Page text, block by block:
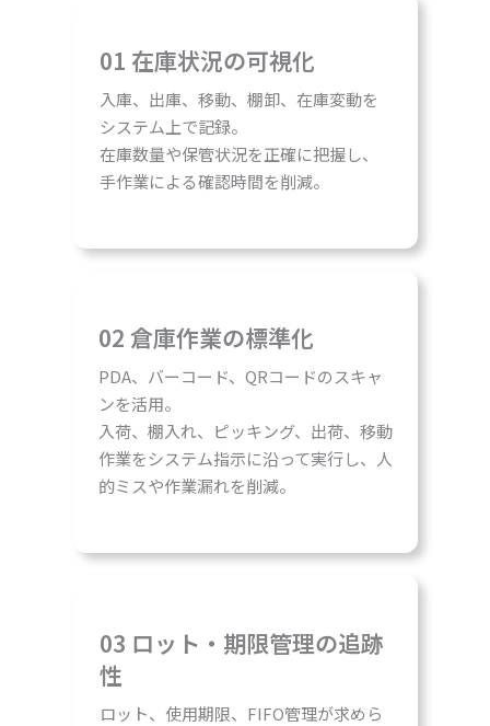
01 在庫状況の可視化
入庫、出庫、移動、棚卸、在庫変動を
システム上で記録。
在庫数量や保管状況を正確に把握し、
手作業による確認時間を削減。
02 倉庫作業の標準化
PDA、バーコード、QRコードのスキャ
ンを活用。
入荷、棚入れ、ピッキング、出荷、移動
作業をシステム指示に沿って実行し、人
的ミスや作業漏れを削減。
03 ロット・期限管理の追跡
性
ロット、使用期限、FIFO管理が求めら